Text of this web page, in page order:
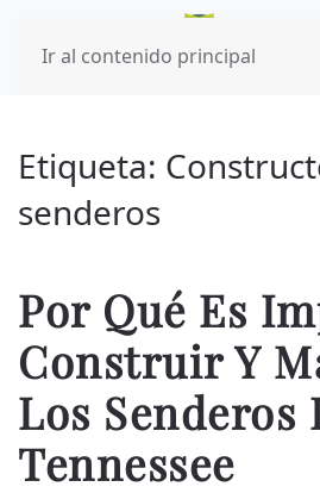
Ir al contenido principal
Etiqueta:
senderos
Por Qué Es
Construir Y
Los Senderos
Tennessee